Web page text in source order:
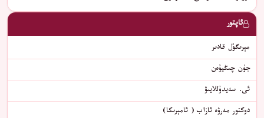
ئاپتور
مېرىگۈل قادىر
جۈن چىڭيۇەن
ئى. سەيدۇللايىۋ
دوكتور مەرۋە ئازاب ( ئامېرىكا)